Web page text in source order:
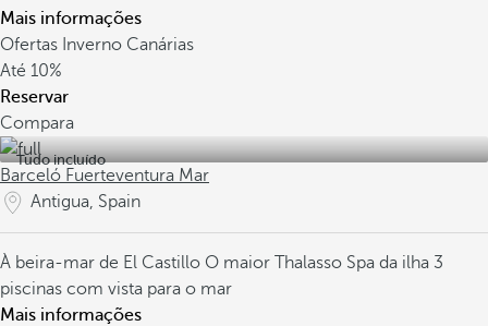
Mais informações
Ofertas Inverno Canárias
Até 10%
Reservar
Compara
Tudo incluído
Barceló Fuerteventura Mar
Antigua, Spain
À beira-mar de El Castillo O maior Thalasso Spa da ilha 3
piscinas com vista para o mar
Mais informações